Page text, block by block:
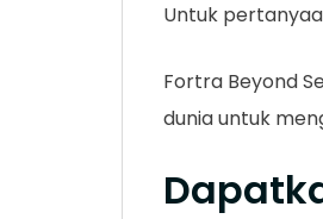
Untuk
Fortra Beyond
dunia untuk